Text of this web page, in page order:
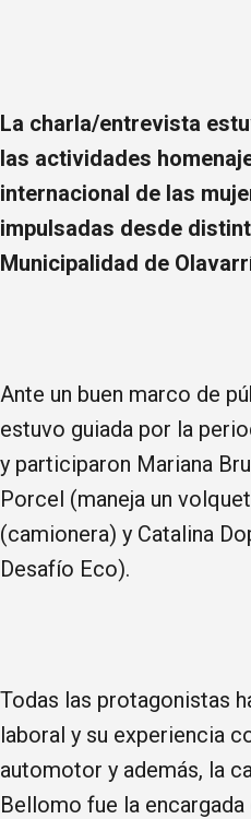
La charla/entrevista
las actividades
internacional de las
impulsadas desde
Municipalidad de
Ante un buen marco de
estuvo guiada por la
y participaron Mariana
Porcel (maneja un
(camionera) y Catalina
Desafío Eco).
Todas las protagonistas
laboral y su experiencia
automotor y además, la
Bellomo fue la